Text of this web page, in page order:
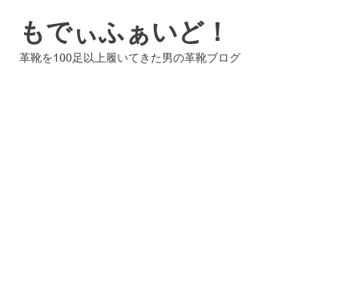
もでぃふぁいど！
革靴を100足以上履いてきた男の革靴ブログ